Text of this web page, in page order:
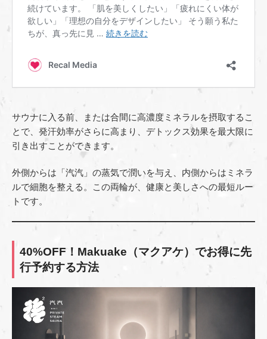
サウナに入る前、または合間に高濃度ミネラルを摂取するこ
とで、発汗効率がさらに高まり、デトックス効果を最大限に
引き出すことができます。
外側からは「汽汽」の蒸気で潤いを与え、内側からはミネラ
ルで細胞を整える。この両輪が、健康と美しさへの最短ルー
トです。
40%OFF！Makuake（マクアケ）でお得に先
行予約する方法